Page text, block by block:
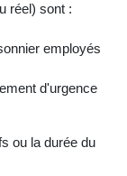
réel) sont :
employés
d'urgence
ou la durée du